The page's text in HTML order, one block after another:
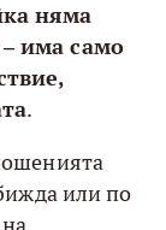
няма
–има само
.
или по